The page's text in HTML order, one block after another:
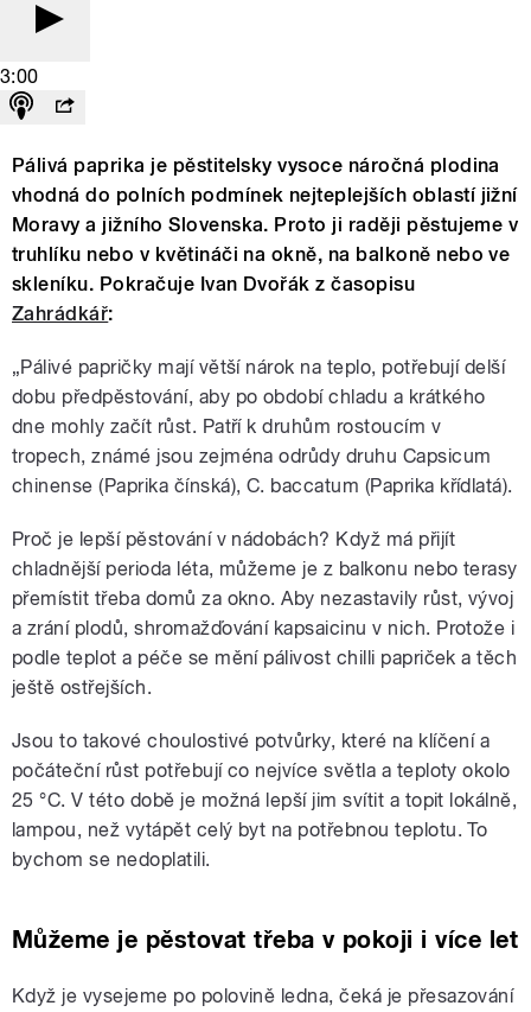
3:00
Pálivá paprika je pěstitelsky vysoce náročná plodina
vhodná do polních podmínek nejteplejších oblastí jižní
Moravy a jižního Slovenska. Proto ji raději pěstujeme v
truhlíku nebo v květináči na okně, na balkoně nebo ve
skleníku. Pokračuje Ivan Dvořák z časopisu
Zahrádkář:
„Pálivé papričky mají větší nárok na teplo, potřebují delší
dobu předpěstování, aby po období chladu a krátkého
dne mohly začít růst. Patří k druhům rostoucím v
tropech, známé jsou zejména odrůdy druhu Capsicum
chinense (Paprika čínská), C. baccatum (Paprika křídlatá).
Proč je lepší pěstování v nádobách? Když má přijít
chladnější perioda léta, můžeme je z balkonu nebo terasy
přemístit třeba domů za okno. Aby nezastavily růst, vývoj
a zrání plodů, shromažďování kapsaicinu v nich. Protože i
podle teplot a péče se mění pálivost chilli papriček a těch
ještě ostřejších.
Jsou to takové choulostivé potvůrky, které na klíčení a
počáteční růst potřebují co nejvíce světla a teploty okolo
25 °C. V této době je možná lepší jim svítit a topit lokálně,
lampou, než vytápět celý byt na potřebnou teplotu. To
bychom se nedoplatili.
Můžeme je pěstovat třeba v pokoji i více let
Když je vysejeme po polovině ledna, čeká je přesazování